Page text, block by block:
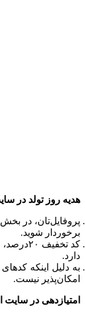
هدیه روز تولد در
پروفایل‌تان، در بخش
برخوردار شوید.
دارد.
به دلیل اینکه
امکان‌پذیر نیست.
امتیازدهی در سایت